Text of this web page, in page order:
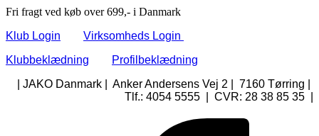
Fri fragt ved køb over 699,- i Danmark
Klub Login
Virksomheds Login
Klubbeklædning
Profilbeklædning
| JAKO Danmark | Anker Andersens Vej 2 | 7160 Tørring |
Tlf.: 4054 5555 | CVR: 28 38 85 35 |